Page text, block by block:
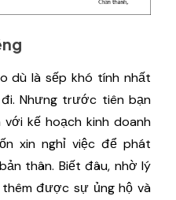
dù là sếp khó tính nhất
Nhưng trước tiên bạn
kế hoạch kinh doanh
xin nghỉ việc để phát
thân. Biết đâu, nhờ lý
được sự ủng hộ và